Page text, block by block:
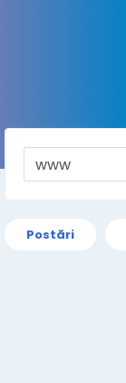
Postări